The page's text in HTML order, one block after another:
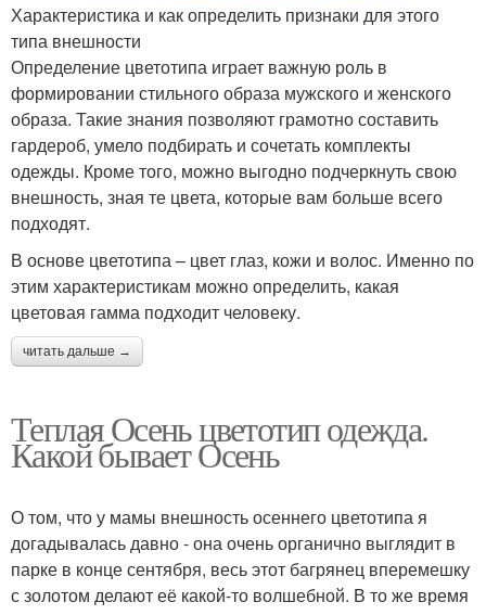
Характеристика и как определить признаки для этого
типа внешности
Определение цветотипа играет важную роль в
формировании стильного образа мужского и женского
образа. Такие знания позволяют грамотно составить
гардероб, умело подбирать и сочетать комплекты
одежды. Кроме того, можно выгодно подчеркнуть свою
внешность, зная те цвета, которые вам больше всего
подходят.
В основе цветотипа – цвет глаз, кожи и волос. Именно по
этим характеристикам можно определить, какая
цветовая гамма подходит человеку.
читать дальше →
Теплая Осень цветотип одежда.
Какой бывает Осень
О том, что у мамы внешность осеннего цветотипа я
догадывалась давно - она очень органично выглядит в
парке в конце сентября, весь этот багрянец вперемешку
с золотом делают её какой-то волшебной. В то же время